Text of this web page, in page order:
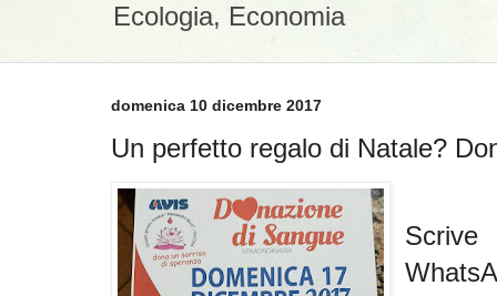
Ecologia, Economia
domenica 10 dicembre 2017
Un perfetto regalo di Natale?